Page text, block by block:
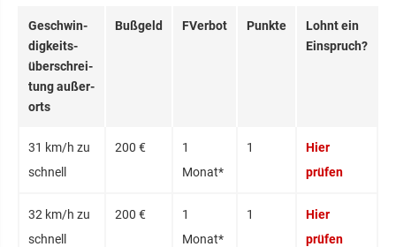
Ge­schwin­
dig­keits­
über­schrei­
tung au­ßer­
orts
Bußgeld FVerbot Punkte
Lohnt ein
Einspruch?
31 km/h zu
schnell
200 €
1
Monat*
1
Hier
prüfen
32 km/h zu
schnell
200 €
1
Monat*
1
Hier
prüfen